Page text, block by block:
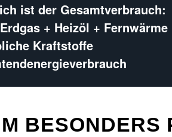
ist der Gesamtverbrauch:
+ Heizöl + Fernwärme
Kraftstoffe
BESONDERS